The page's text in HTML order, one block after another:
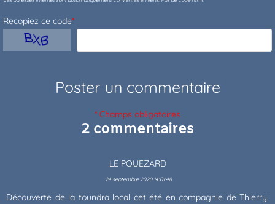
Recopiez ce code*
* Champs obligatoires
2 commentaires
LE POUEZARD
24 septembre 2020 14:01:48
Découverte de la toundra local cet été en compagnie de Thierry.